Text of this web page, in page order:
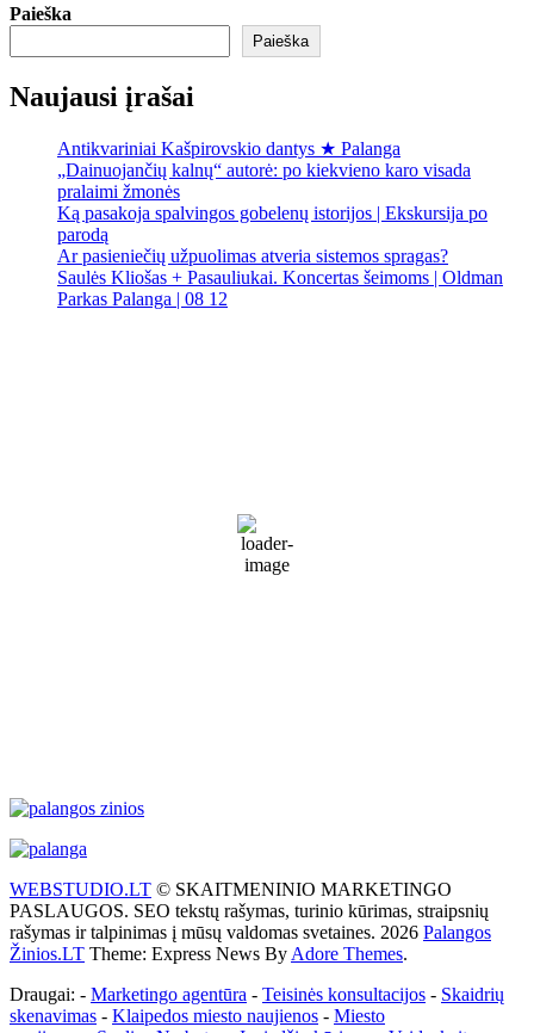
Paieška
Paieška
Naujausi įrašai
Antikvariniai Kašpirovskio dantys ★ Palanga
„Dainuojančių kalnų“ autorė: po kiekvieno karo visada
pralaimi žmonės
Ką pasakoja spalvingos gobelenų istorijos | Ekskursija po
parodą
Ar pasieniečių užpuolimas atveria sistemos spragas?
Saulės Kliošas + Pasauliukai. Koncertas šeimoms | Oldman
Parkas Palanga | 08 12
80 %
WEBSTUDIO.LT © SKAITMENINIO MARKETINGO
PASLAUGOS. SEO tekstų rašymas, turinio kūrimas, straipsnių
rašymas ir talpinimas į mūsų valdomas svetaines. 2026 Palangos
Žinios.LT Theme: Express News By Adore Themes.
Draugai: - Marketingo agentūra - Teisinės konsultacijos - Skaidrių
skenavimas - Klaipedos miesto naujienos - Miesto